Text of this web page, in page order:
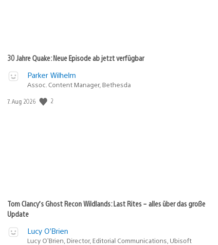
30 Jahre Quake: Neue Episode ab jetzt verfügbar
Parker Wilhelm
Assoc. Content Manager, Bethesda
Veröffentlichungsdatum:
7. Aug 2026 2
Tom Clancy’s Ghost Recon Wildlands: Last Rites – alles über das große
Update
Lucy O’Brien
Lucy O’Brien, Director, Editorial Communications, Ubisoft